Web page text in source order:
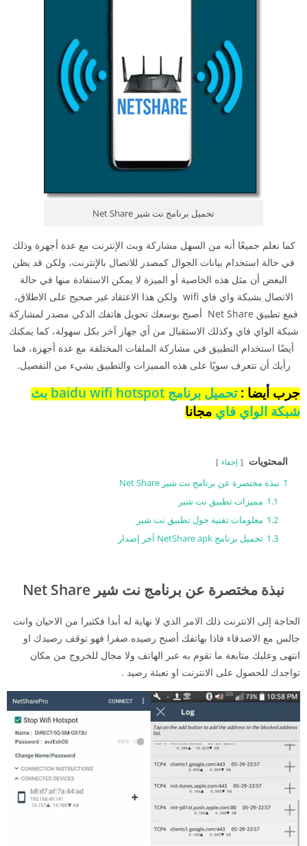
تحميل برنامج نت شير Net Share
كما نعلم جميعًا أنه من السهل مشاركة وبث الإنترنت مع عدة أجهزة وذلك
في حالة استخدام بيانات الجوال كمصدر للاتصال بالإنترنت، ولكن قد يظن
البعض أن مثل هذه الخاصية أو الميزة لا يمكن الاستفادة منها في حالة
الاتصال بشبكة واي فاي wifi ولكن هذا الاعتقاد غير صحيح على الاطلاق،
فمع تطبيق Net Share أصبح بوسعك تحويل هاتفك الذكي مصدر لمشاركة
شبكة الواي فاي وكذلك الاستقبال من أي جهاز آخر بكل سهولة، كما يمكنك
أيضًا استخدام التطبيق في مشاركة الملفات المختلفة مع عدة أجهزة، فما
رأيك أن نتعرف سويًا على هذه المميزات والتطبيق بشيء من التفصيل.
جرب أيضا :
تحميل برنامج baidu wifi hotspot بث
شبكة الواي فايمجانا
المحتويات إخفاء
1 نبذة مختصرة عن برنامج نت شير Net Share
1.1 مميزات تطبيق نت شير
1.2 معلومات تقنية حول تطبيق نت شير
1.3 تحميل برنامج NetShare apk آخر إصدار
نبذة مختصرة عن برنامج نت شير Net Share
الحاجة إلى الانترنت ذلك الامر الذي لا نهاية له أبدا فكثيرا من الاحيان وانت
جالس مع الاصدقاء فاذا بهاتفك أصبح رصيده صفرا فهو توقف رصيدك او
انتهى وعليك متابعة ما تقوم به عبر الهاتف ولا مجال للخروج من مكان
تواجدك للحصول على الانترنت او تعبئة رصيد .